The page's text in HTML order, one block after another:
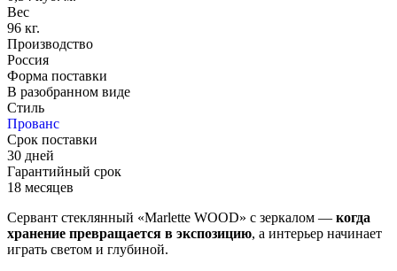
Вес
96 кг.
Производство
Россия
Форма поставки
В разобранном виде
Стиль
Прованс
Срок поставки
30 дней
Гарантийный срок
18 месяцев
Сервант стеклянный «Marlette WOOD» с зеркалом — когда
хранение превращается в экспозицию, а интерьер начинает
играть светом и глубиной.